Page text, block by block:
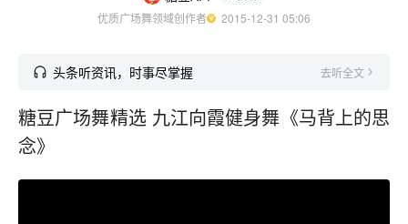
优质广场舞领域创作者
  2015-12-31 05:06
头条听资讯，时事尽掌握 去听全文
糖豆广场舞精选 九江向霞健身舞《马背上的思
念》